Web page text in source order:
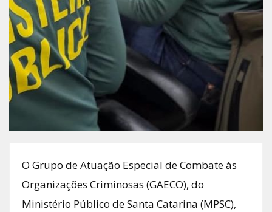
O Grupo de Atuação Especial de Combate às
Organizações Criminosas (GAECO), do
Ministério Público de Santa Catarina (MPSC),